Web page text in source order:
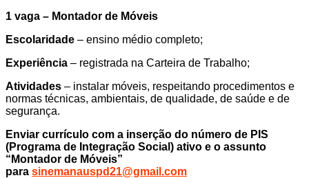
1 vaga – Montador de Móveis
Escolaridade – ensino médio completo;
Experiência – registrada na Carteira de Trabalho;
Atividades – instalar móveis, respeitando procedimentos e
normas técnicas, ambientais, de qualidade, de saúde e de
segurança.
Enviar currículo com a inserção do número de PIS
(Programa de Integração Social) ativo e o assunto
“Montador de Móveis”
para sinemanauspd21@gmail.com